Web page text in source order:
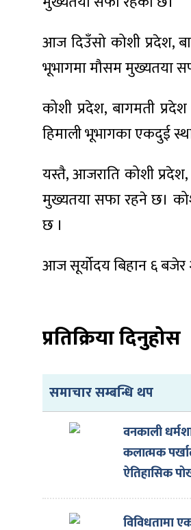
आज दिउँसो कोशी प्रदेश,
भूभागमा मौसम मुख्यतया
कोशी प्रदेश, बागमती
हिमाली भूभागका एकदुई
यस्तै, आजराति कोशी
मुख्यतया सफा रहने छ।
छ ।
आज सूर्योदय बिहान ६ बजेर
प्रतिक्रिया दिनुहोस
समाचार सम्बन्धि थप
वनकाली
कलात्मक
ऐतिहासिक
पुनर्निर्माण
शिलान्यास
विविधतामा